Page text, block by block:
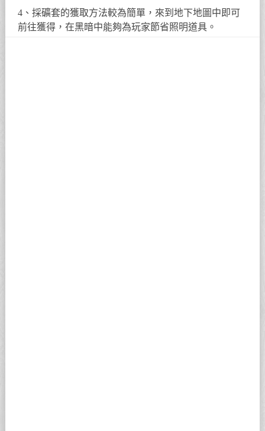
4、採礦套的獲取方法較為簡單，來到地下地圖中即可
前往獲得，在黑暗中能夠為玩家節省照明道具。